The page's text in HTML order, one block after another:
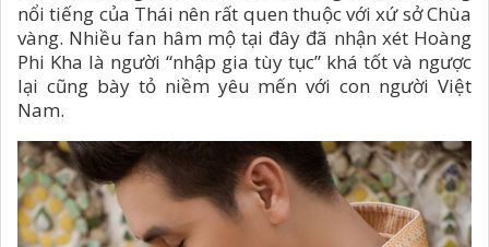
nổi tiếng của Thái nên rất quen thuộc với xứ sở Chùa
vàng. Nhiều fan hâm mộ tại đây đã nhận xét Hoàng
Phi Kha là người “nhập gia tùy tục” khá tốt và ngược
lại cũng bày tỏ niềm yêu mến với con người Việt
Nam.